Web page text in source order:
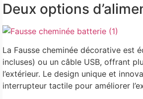
Deux options
La Fausse cheminée décorative est
incluses) ou un câble USB, offrant
l’extérieur. Le design unique et
interrupteur tactile pour améliorer